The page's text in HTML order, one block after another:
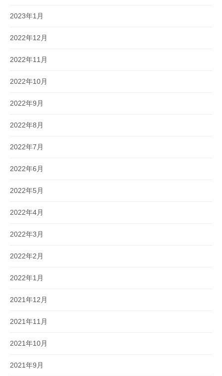
2023年1月
2022年12月
2022年11月
2022年10月
2022年9月
2022年8月
2022年7月
2022年6月
2022年5月
2022年4月
2022年3月
2022年2月
2022年1月
2021年12月
2021年11月
2021年10月
2021年9月